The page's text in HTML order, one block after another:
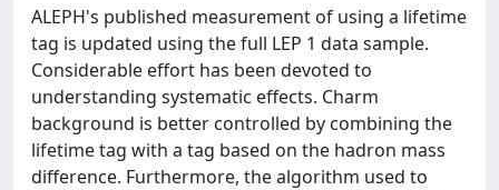
ALEPH's published measurement of using a lifetime
tag is updated using the full LEP 1 data sample.
Considerable effort has been devoted to
understanding systematic effects. Charm
background is better controlled by combining the
lifetime tag with a tag based on the hadron mass
difference. Furthermore, the algorithm used to